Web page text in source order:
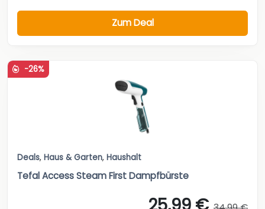
Zum Deal
-26%
Deals, Haus & Garten, Haushalt
Tefal Access Steam First Dampfbürste